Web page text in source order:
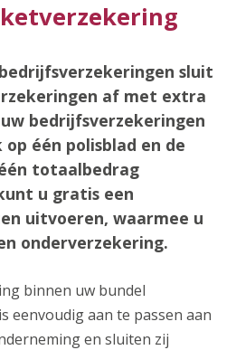
sluit
af met extra
bedrijfsverzekeringen
één polisblad en de
totaalbedrag
u gratis een
uitvoeren, waarmee u
onderverzekering.
binnen uw bundel
eenvoudig aan te passen aan
en sluiten zij